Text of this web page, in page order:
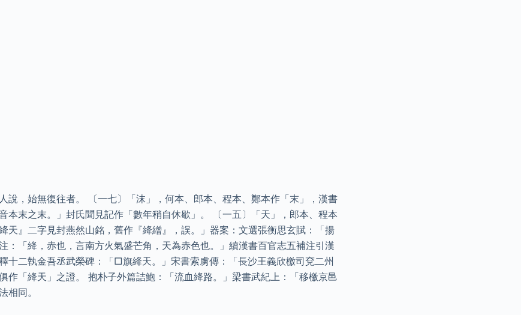
說，始無復往者。 〔一七〕「沫」，何本、郎本、程本、鄭本作「末」，漢書
本末之末。」封氏聞見記作「數年稍自休歇」。 〔一五〕「天」，郎本、程本
天』二字見封燕然山銘，舊作『絳繒』，誤。」器案：文選張衡思玄賦：「揚
：「絳，赤也，言南方火氣盛芒角，天為赤色也。」續漢書百官志五補注引漢
十二執金吾丞武榮碑：「□旗絳天。」宋書索虜傳：「長沙王義欣檄司兗二州
作「絳天」之證。 抱朴子外篇詰鮑：「流血絳路。」梁書武紀上：「移檄京邑
相同。